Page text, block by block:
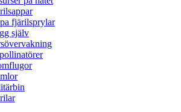
fjärilsprylar
själv